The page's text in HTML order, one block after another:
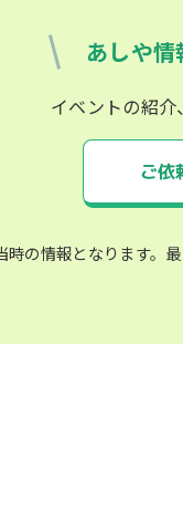
あしや
イベントの紹
ご依
の情報となります。